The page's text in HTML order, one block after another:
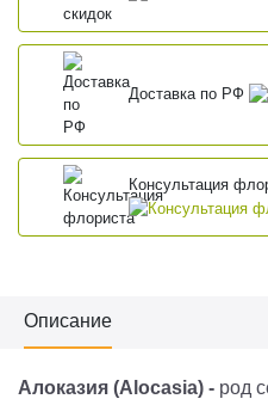
Доставка по РФ
Консультация
Описание
Алоказия (Alocasia) - род